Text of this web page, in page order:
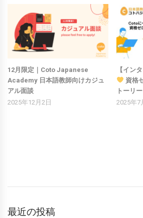
12月限定｜Coto Japanese
Academy 日本語教師向けカジュ
アル面談
2025年12月2日
【イン
資格
トーリー
2025年7
最近の投稿